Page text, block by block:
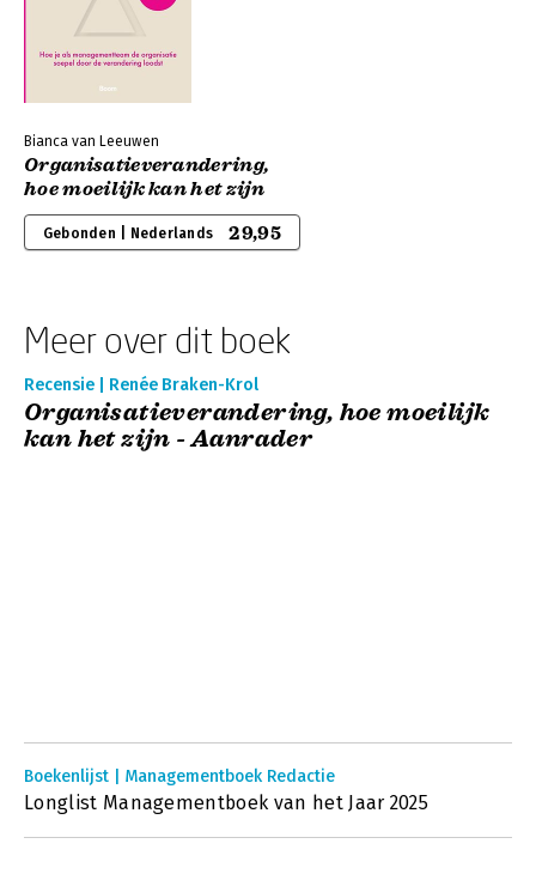
Bianca van Leeuwen
Organisatieverandering,
hoe moeilijk kan het zijn
Gebonden | Nederlands 29,95
Meer over dit boek
Recensie | Renée Braken-Krol
Organisatieverandering, hoe moeilijk
kan het zijn - Aanrader
Boekenlijst | Managementboek Redactie
Longlist Managementboek van het Jaar 2025